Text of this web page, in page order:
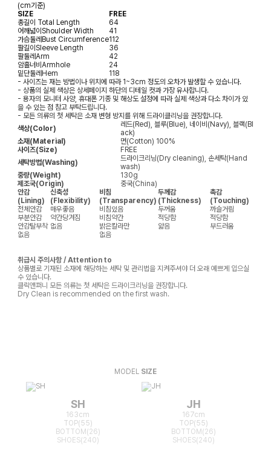
(cm기준)
SIZE
FREE
총길이 Total Length
64
어깨넓이Shoulder Width
41
가슴둘레Bust Circumference112
팔길이Sleeve Length
36
팔둘레Arm
42
암홀너비Armhole
24
밑단둘레Hem
118
- 사이즈는 재는 방법이나 위치에 따라 1~3cm 정도의 오차가 발생할 수 있습니다.
- 상품의 실제 색상은 상세페이지 하단의 디테일 컷과 가장 유사합니다.
- 용자의 모니터 사양, 휴대폰 기종 및 해상도 설정에 따라 실제 색상과 다소 차이가 있
을 수 있는 점 참고 부탁드립니다.
- 모든 의류의 첫 세탁은 소재 변형 방지를 위해 드라이클리닝을 권장합니다.
색상(Color)
레드(Red), 블루(Blue), 네이비(Navy), 블랙(Bl
ack)
소재(Material)
면(Cotton) 100%
사이즈(Size)
FREE
세탁방법(Washing)
드라이크리닝(Dry cleaning), 손세탁(Hand
wash)
중량(Weight)
130g
제조국(Origin)
중국(China)
안감
(Lining)
신축성
(Flexibility)
비침
(Transparency)
두께감
(Thickness)
촉감
(Touching)
전체안감
매우좋음 비침있음 두꺼움
까슬거림
부분안감
약간당겨짐 비침약간 적당함
적당함
안감탈부착 없음 밝은칼라만 얇음
부드러움
없음
없음
취급시 주의사항 / Attention to
상품별로 기재된 소재에 해당하는 세탁 및 관리법을 지켜주셔야 더 오래 예쁘게 입으실
수 있습니다.
클릭앤퍼니 모든 의류는 첫 세탁은 드라이크리닝을 권장합니다.
Dry Clean is recommended on the first wash.
MODEL SIZE
SH
163cm
TOP(55)
BOTTOM(26)
SHOES(240)
JH
167cm
TOP(55)
BOTTOM(26)
SHOES(240)